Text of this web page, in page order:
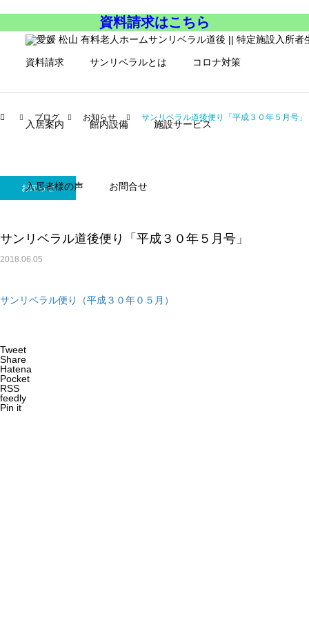
資料請求はこちら
資料請求 サンリベラルとは コロナ対策
入居案内 館内設備 施設サービス
入居者様の声 お問合せ
ブログ お知らせ サンリベラル道後便り「平成３０年５月号」
お知らせ
サンリベラル道後便り「平成３０年５月号」
2018.06.05
サンリベラル便り（平成３０年０５月）
Tweet
Share
Hatena
Pocket
RSS
feedly
Pin it